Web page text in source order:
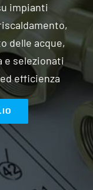
impianti
delle acque,
e selezionati
efficienza